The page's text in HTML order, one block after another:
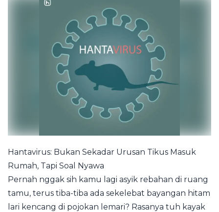
Hantavirus: Bukan Sekadar Urusan Tikus Masuk
Rumah, Tapi Soal Nyawa
Pernah nggak sih kamu lagi asyik rebahan di ruang
tamu, terus tiba-tiba ada sekelebat bayangan hitam
lari kencang di pojokan lemari? Rasanya tuh kayak